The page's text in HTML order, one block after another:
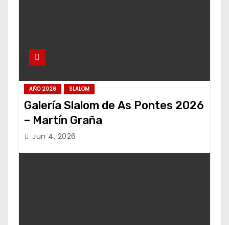
AÑO 2026 SLALOM
Galería Slalom de As Pontes 2026
– Martín Graña
Jun 4, 2026